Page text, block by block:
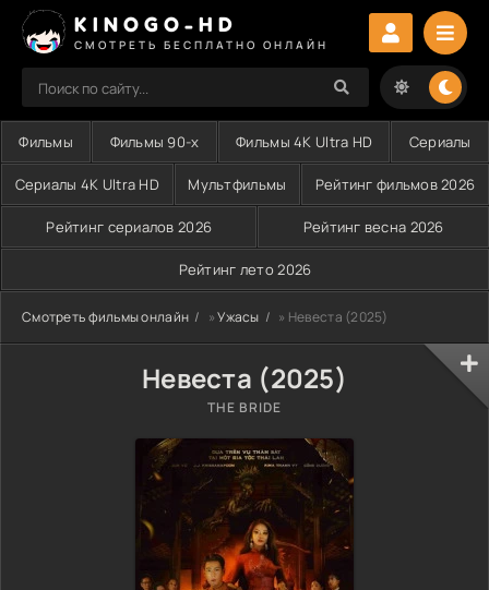
KINOGO-HD
СМОТРЕТЬ БЕСПЛАТНО ОНЛАЙН
Фильмы Фильмы 90-х Фильмы 4K Ultra HD Сериалы
Сериалы 4K Ultra HD Мультфильмы Рейтинг фильмов 2026
Рейтинг сериалов 2026 Рейтинг весна 2026
Рейтинг лето 2026
Смотреть фильмы онлайн »Ужасы » Невеста (2025)
Невеста (2025)
THE BRIDE